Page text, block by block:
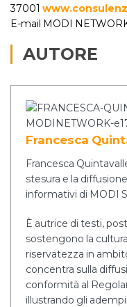
37001
E-mail MODI
AUTORE
Francesca
Francesca
stesura e la
informativi di MODI
È autrice di testi,
sostengono la
riservatezza in
concentra sulla
conformità al
illustrando gli